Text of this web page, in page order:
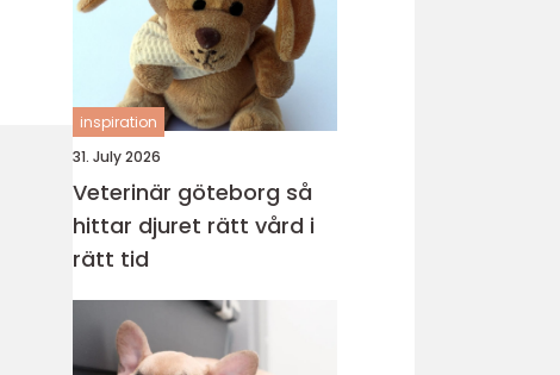
inspiration
31. July 2026
Veterinär göteborg så
hittar djuret rätt vård i
rätt tid